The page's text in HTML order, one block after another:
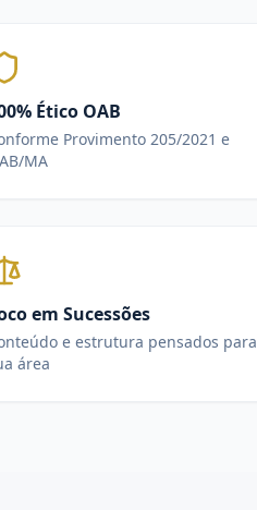
Ético OAB
Provimento 205/2021 e
MA
em Sucessões
e estrutura pensados para
área